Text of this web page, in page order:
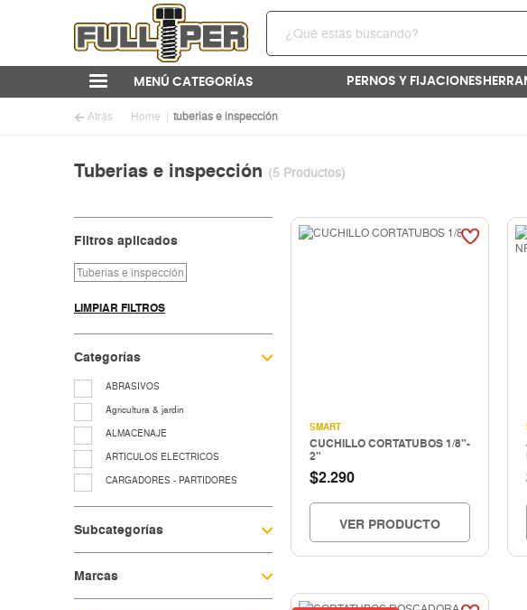
MENÚ CATEGORÍAS PERNOS Y FIJACIONES
Atrás Home tuberias e inspección
Tuberias e inspección (5 Productos)
Filtros aplicados
Tuberias e inspección
LIMPIAR FILTROS
Categorías
ABRASIVOS
Agricultura & jardin
ALMACENAJE
ARTICULOS ELECTRICOS
CARGADORES - PARTIDORES
CERRAJERIA
Cocina & menaje
COMPRESORES - EQUIPOS AIRE
EQUIP. LUBRIC.-CONTROL FLUIDO
EQUIP.LEVANTE ELEV.Y TRASLACIO
Subcategorías
Marcas
SMART
CUCHILLO CORTATUBOS 1/8"-
2"
$2.290
VER PRODUCTO